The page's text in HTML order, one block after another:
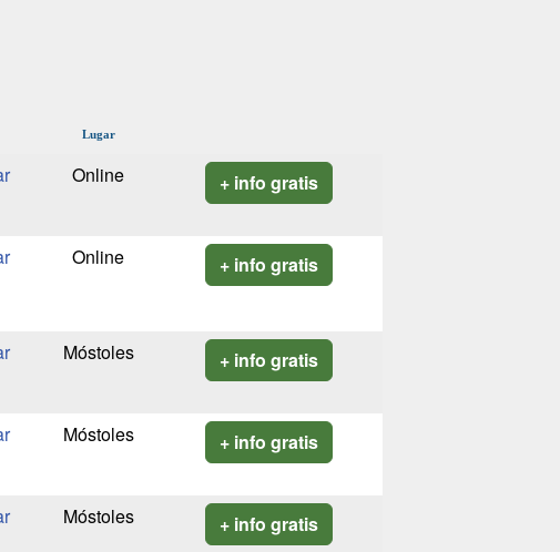
Lugar
Online + info gratis
Online + info gratis
Móstoles + info gratis
Móstoles + info gratis
Móstoles + info gratis